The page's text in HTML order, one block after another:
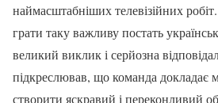
наймасштабніших телевізійних
грати таку важливу постать
великий виклик і серйозна
підкреслював, що команда докладає
створити яскравий і переконливий